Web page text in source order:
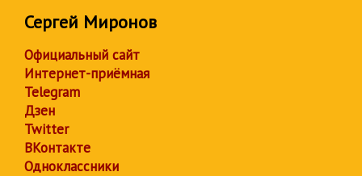
Сергей Миронов
Официальный сайт
Интернет-приёмная
Telegram
Дзен
Twitter
ВКонтакте
Одноклассники